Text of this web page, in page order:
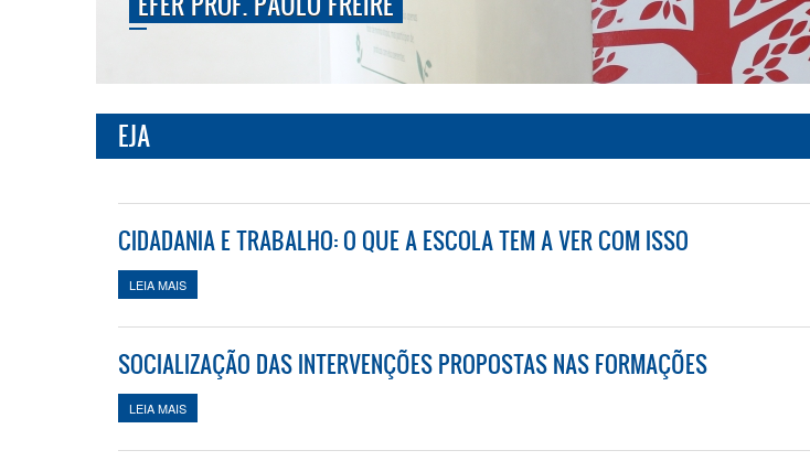
EJA
CIDADANIA E TRABALHO: O QUE A ESCOLA TEM A VER COM ISSO
LEIA MAIS
SOCIALIZAÇÃO DAS INTERVENÇÕES PROPOSTAS NAS FORMAÇÕES
LEIA MAIS